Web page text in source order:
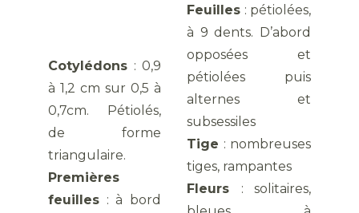
Cotylédons : 0,9
à 1,2 cm sur 0,5 à
0,7cm. Pétiolés,
de forme
triangulaire.
Premières
feuilles : à bord
Feuilles : pétiolées,
à 9 dents. D’abord
opposées et
pétiolées puis
alternes et
subsessiles
Tige : nombreuses
tiges, rampantes
Fleurs : solitaires,